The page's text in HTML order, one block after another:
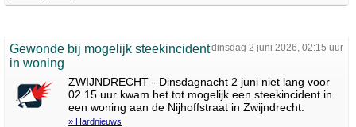
dinsdag 2 juni 2026, 02:15 uur
Gewonde bij mogelijk steekincident
in woning
ZWIJNDRECHT - Dinsdagnacht 2 juni niet lang voor
02.15 uur kwam het tot mogelijk een steekincident in
een woning aan de Nijhoffstraat in Zwijndrecht.
» Hardnieuws